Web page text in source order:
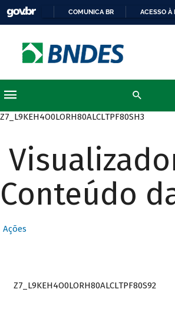
COMUNICA BR ACESSO À
Z7_L9KEH4O0LORH80ALCLTPF80SH3
Conteúdo
Ações
Z7_L9KEH4O0LORH80ALCLTPF80S92